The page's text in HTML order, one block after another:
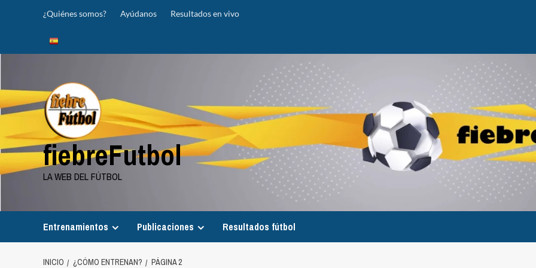
¿Quiénes somos? Ayúdanos Resultados en vivo
fiebreFutbol
LA WEB DEL FÚTBOL
Entrenamientos Publicaciones Resultados fútbol
INICIO ¿CÓMO ENTRENAN? PÁGINA 2